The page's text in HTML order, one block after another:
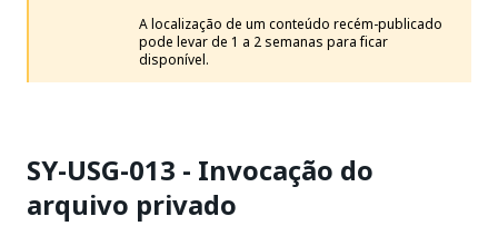
A localização de um conteúdo recém-publicado
pode levar de 1 a 2 semanas para ficar
disponível.
SY-USG-013 - Invocação do
arquivo privado